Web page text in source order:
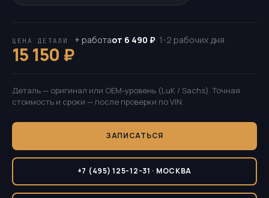
ЦЕНА ДЕТАЛИ
15 150 ₽
+ работаот 6 490 ₽· 1-2 рабочих дня
Деталь — оригинал или OEM-уровень (LuK / Sachs). Точная
стоимость и сроки — после проверки по VIN.
ЗАПИСАТЬСЯ
+7 (495) 125-12-31 · МОСКВА